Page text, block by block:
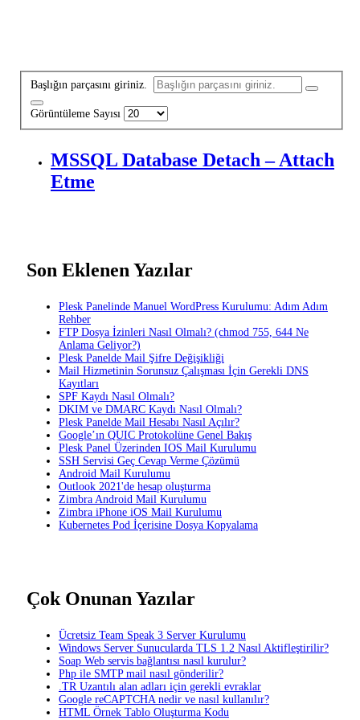
Başlığın parçasını giriniz.
Görüntüleme Sayısı
MSSQL Database Detach – Attach
Etme
Son Eklenen Yazılar
Plesk Panelinde Manuel WordPress Kurulumu: Adım Adım
Rehber
FTP Dosya İzinleri Nasıl Olmalı? (chmod 755, 644 Ne
Anlama Geliyor?)
Plesk Panelde Mail Şifre Değişikliği
Mail Hizmetinin Sorunsuz Çalışması İçin Gerekli DNS
Kayıtları
SPF Kaydı Nasıl Olmalı?
DKIM ve DMARC Kaydı Nasıl Olmalı?
Plesk Panelde Mail Hesabı Nasıl Açılır?
Google’ın QUIC Protokolüne Genel Bakış
Plesk Panel Üzerinden IOS Mail Kurulumu
SSH Servisi Geç Cevap Verme Çözümü
Android Mail Kurulumu
Outlook 2021'de hesap oluşturma
Zimbra Android Mail Kurulumu
Zimbra iPhone iOS Mail Kurulumu
Kubernetes Pod İçerisine Dosya Kopyalama
Çok Onunan Yazılar
Ücretsiz Team Speak 3 Server Kurulumu
Windows Server Sunucularda TLS 1.2 Nasıl Aktifleştirilir?
Soap Web servis bağlantısı nasıl kurulur?
Php ile SMTP mail nasıl gönderilir?
.TR Uzantılı alan adları için gerekli evraklar
Google reCAPTCHA nedir ve nasıl kullanılır?
HTML Örnek Tablo Oluşturma Kodu